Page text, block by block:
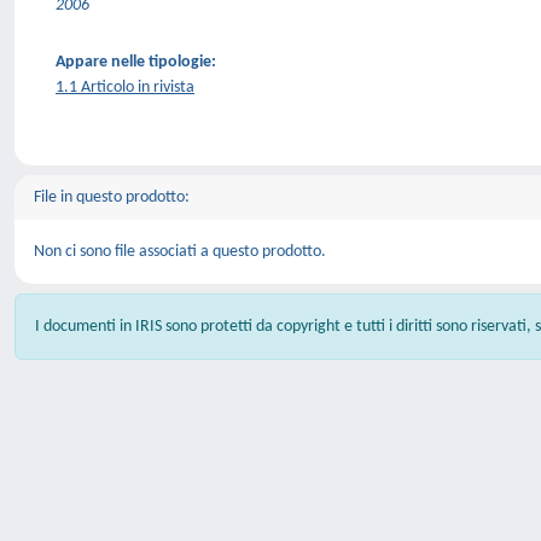
2006
Appare nelle tipologie:
1.1 Articolo in rivista
File in questo prodotto:
Non ci sono file associati a questo prodotto.
I documenti in IRIS sono protetti da copyright e tutti i diritti sono riservati,